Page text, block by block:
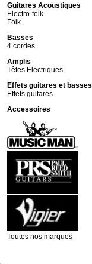
Guitares Acoustiques
Electro-folk
Folk
Basses
4 cordes
Amplis
Têtes Electriques
Effets guitares et basses
Effets guitares
Accessoires
Toutes nos marques